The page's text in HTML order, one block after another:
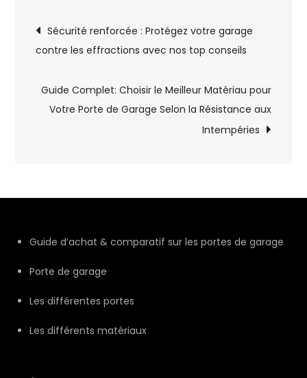
Navigation
de
l’article
Sécurité renforcée : Protégez votre garage
contre les effractions avec nos top conseils
Guide Complet: Choisir le Meilleur Matériau pour
Votre Porte de Garage Selon la Résistance aux
Intempéries
Guide d’achat & comparatif sur les portes de garage
Porte de garage
Les différentes portes
Les différents matériaux